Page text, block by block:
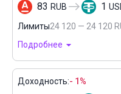
83 RUB 1
Лимиты24 120 — 24 120
Подробнее
Доходность:- 1%